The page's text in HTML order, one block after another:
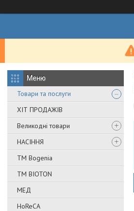
Товари та послуги
ХІТ ПРОДАЖІВ
Великодні товари
НАСІННЯ
ТМ Bogenia
ТМ BIOTON
МЕД
HoReCA